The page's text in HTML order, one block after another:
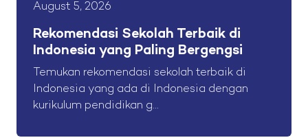
August 5, 2026
Rekomendasi Sekolah Terbaik di
Indonesia yang Paling Bergengsi
Temukan rekomendasi sekolah terbaik di
Indonesia yang ada di Indonesia dengan
kurikulum pendidikan g...